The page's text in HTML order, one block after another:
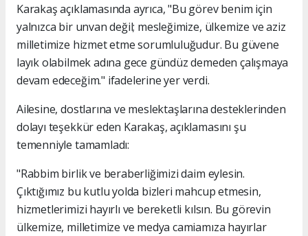
Karakaş açıklamasında ayrıca, "Bu görev benim için
yalnızca bir unvan değil; mesleğimize, ülkemize ve aziz
milletimize hizmet etme sorumluluğudur. Bu güvene
layık olabilmek adına gece gündüz demeden çalışmaya
devam edeceğim." ifadelerine yer verdi.
Ailesine, dostlarına ve meslektaşlarına desteklerinden
dolayı teşekkür eden Karakaş, açıklamasını şu
temenniyle tamamladı:
"Rabbim birlik ve beraberliğimizi daim eylesin.
Çıktığımız bu kutlu yolda bizleri mahcup etmesin,
hizmetlerimizi hayırlı ve bereketli kılsın. Bu görevin
ülkemize, milletimize ve medya camiamıza hayırlar